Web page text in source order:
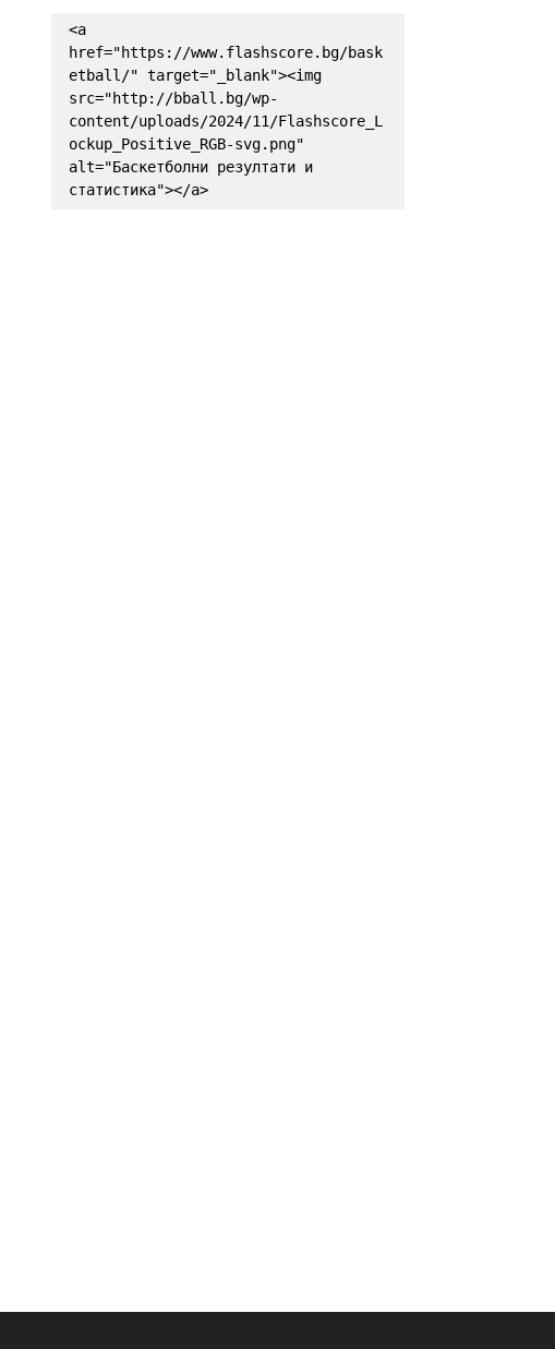
<a
href="https://www.flashscore.bg/bask
etball/" target="_blank"><img
src="http://bball.bg/wp-
content/uploads/2024/11/Flashscore_L
ockup_Positive_RGB-svg.png"
alt="Баскетболни резултати и
статистика"></a>